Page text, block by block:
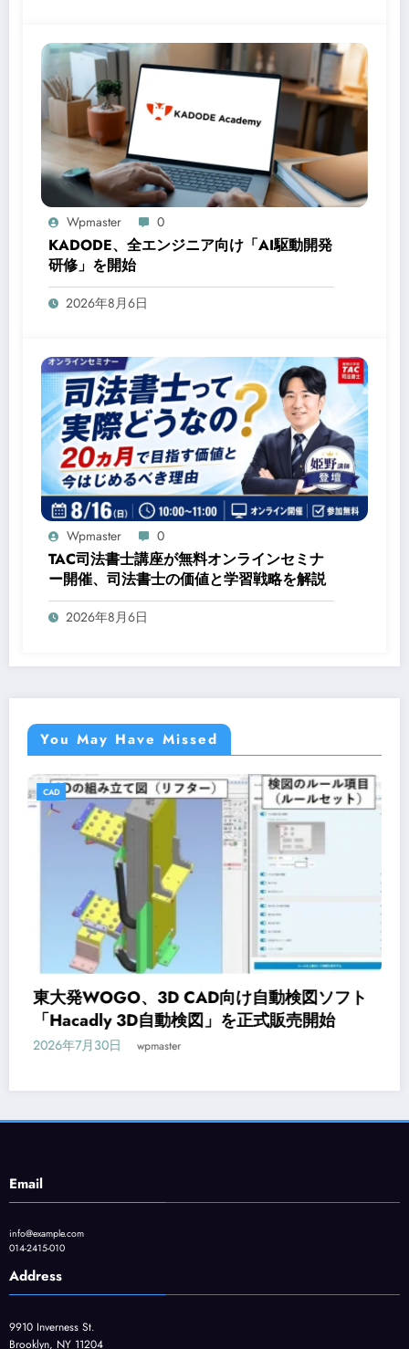
Wpmaster 0
KADODE、全エンジニア向け「AI駆動開発
研修」を開始
2026年8月6日
Wpmaster 0
TAC司法書士講座が無料オンラインセミナ
ー開催、司法書士の価値と学習戦略を解説
2026年8月6日
You May Have Missed
CAD
オンライン研修サービス「Workschool」に
CAD入門コースが新登場
Email
info@example.com
014-2415-010
Address